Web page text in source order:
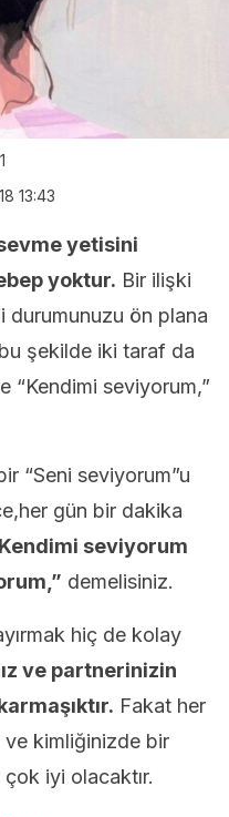
13:43
yetisini
yoktur. Bir ilişki
durumunuzu ön plana
şekilde iki taraf da
“Kendimi seviyorum,”
“Seni seviyorum”u
gün bir dakika
seviyorum
demelisiniz.
hiç de kolay
ve partnerinizin
Fakat her
ve kimliğinizde bir
iyi olacaktır.